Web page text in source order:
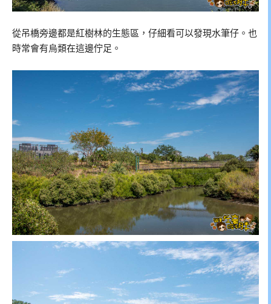
從吊橋旁邊都是紅樹林的生態區，仔細看可以發現水筆仔。也
時常會有烏類在這邊佇足。